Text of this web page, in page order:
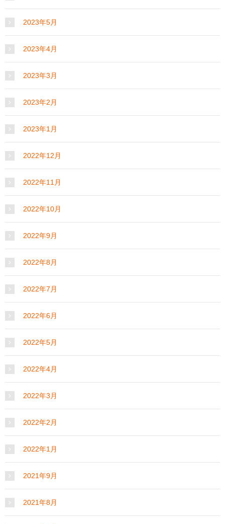
2023年5月
2023年4月
2023年3月
2023年2月
2023年1月
2022年12月
2022年11月
2022年10月
2022年9月
2022年8月
2022年7月
2022年6月
2022年5月
2022年4月
2022年3月
2022年2月
2022年1月
2021年9月
2021年8月